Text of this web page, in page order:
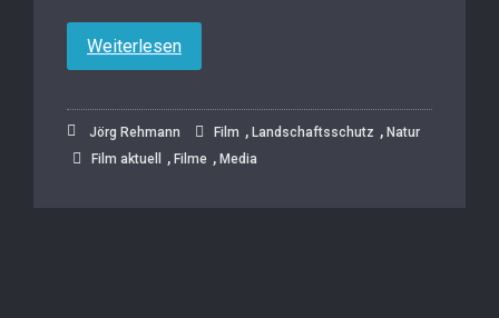
Weiterlesen
Jörg Rehmann Film , Landschaftsschutz , Natur
Film aktuell
, Filme , Media